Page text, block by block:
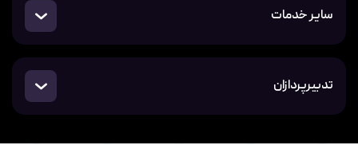
سایر خدمات
تدبیرپردازان